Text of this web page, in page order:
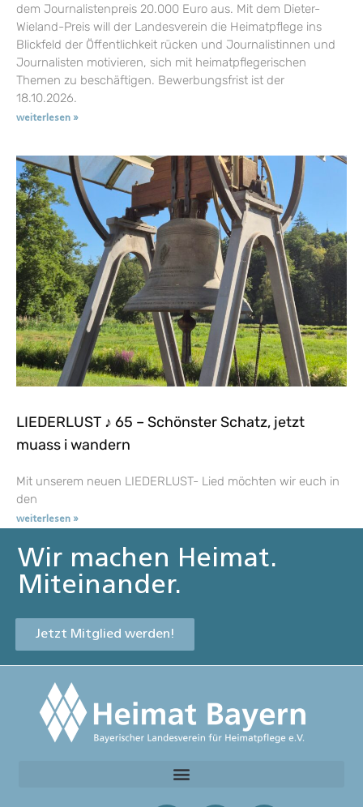
dem Journalistenpreis 20.000 Euro aus. Mit dem Dieter-
Wieland-Preis will der Landesverein die Heimatpflege ins
Blickfeld der Öffentlichkeit rücken und Journalistinnen und
Journalisten motivieren, sich mit heimatpflegerischen
Themen zu beschäftigen. Bewerbungsfrist ist der
18.10.2026.
weiterlesen »
LIEDERLUST ♪ 65 – Schönster Schatz, jetzt
muass i wandern
Mit unserem neuen LIEDERLUST- Lied möchten wir euch in
den
weiterlesen »
Wir machen Heimat.
Miteinander.
Jetzt Mitglied werden!